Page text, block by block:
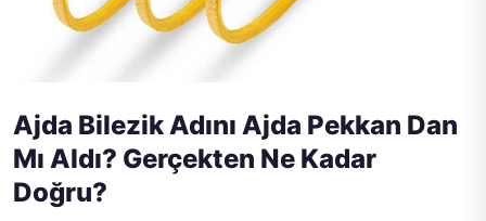
Ajda Bilezik Adını Ajda Pekkan Dan
Mı Aldı? Gerçekten Ne Kadar
Doğru?